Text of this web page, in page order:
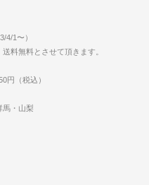
4/1〜）
料無料とさせて頂きます。
円（税込）
馬・山梨